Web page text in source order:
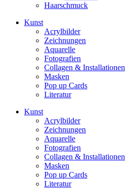
Haarschmuck
Kunst
Acrylbilder
Zeichnungen
Aquarelle
Fotografien
Collagen & Installationen
Masken
Pop up Cards
Literatur
Kunst
Acrylbilder
Zeichnungen
Aquarelle
Fotografien
Collagen & Installationen
Masken
Pop up Cards
Literatur